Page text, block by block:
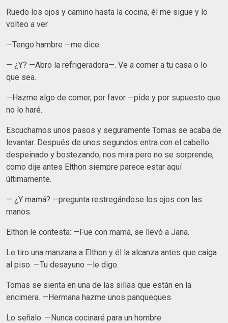
Ruedo los ojos y camino hasta la cocina, él me sigue y lo
volteo a ver.
—Tengo hambre —me dice.
— ¿Y? —Abro la refrigeradora—. Ve a comer a tu casa o lo
que sea.
—Hazme algo de comer, por favor —pide y por supuesto que
no lo haré.
Escuchamos unos pasos y seguramente Tomas se acaba de
levantar. Después de unos segundos entra con el cabello
despeinado y bostezando, nos mira pero no se sorprende,
como dije antes Elthon siempre parece estar aquí
últimamente.
— ¿Y mamá? —pregunta restregándose los ojos con las
manos.
Elthon le contesta: —Fue con mamá, se llevó a Jana.
Le tiro una manzana a Elthon y él la alcanza antes que caiga
al piso. —Tu desayuno —le digo.
Tomas se sienta en una de las sillas que están en la
encimera. —Hermana hazme unos panqueques.
Lo señalo. —Nunca cocinaré para un hombre.